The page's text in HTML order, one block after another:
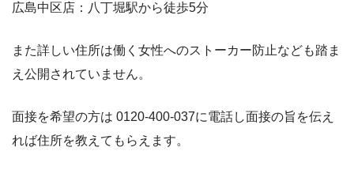
広島中区店：八丁堀駅から徒歩5分
また詳しい住所は働く女性へのストーカー防止なども踏ま
え公開されていません。
面接を希望の方は 0120-400-037に電話し面接の旨を伝え
れば住所を教えてもらえます。